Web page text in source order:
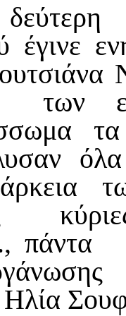
έγινε
των
πάντα